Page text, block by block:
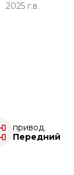
2025 г.в.
привод
Передний